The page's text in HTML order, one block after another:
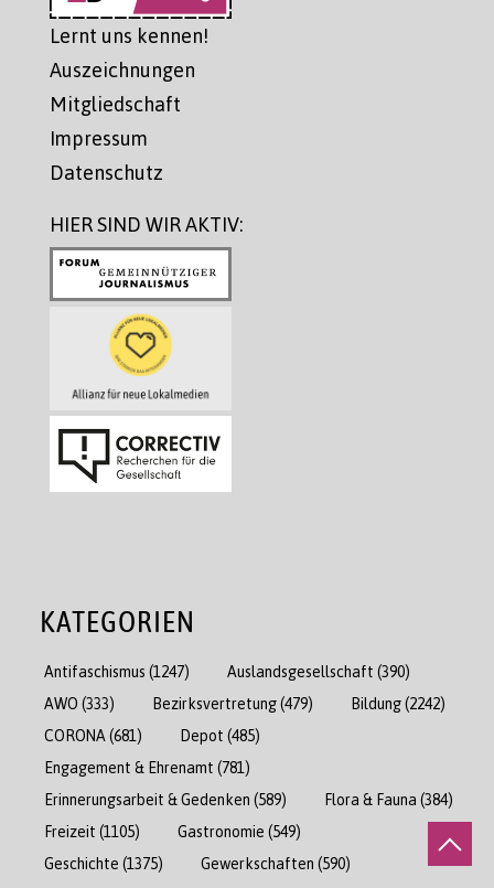
Lernt uns kennen!
Auszeichnungen
Mitgliedschaft
Impressum
Datenschutz
HIER SIND WIR AKTIV:
KATEGORIEN
Antifaschismus (1247) Auslandsgesellschaft (390)
AWO (333) Bezirksvertretung(479) Bildung(2242)
CORONA (681) Depot (485)
Engagement & Ehrenamt (781)
Erinnerungsarbeit & Gedenken (589) Flora & Fauna (384)
Freizeit (1105) Gastronomie (549)
Geschichte (1375) Gewerkschaften (590)